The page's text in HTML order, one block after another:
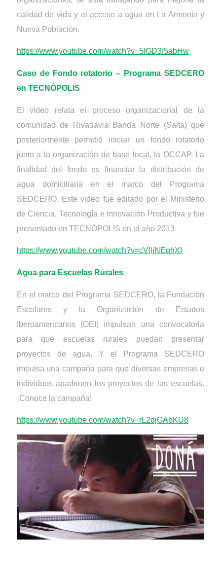
calidad de vida y el acceso a agua en La Armonía y
Nueva Población.
https://www.youtube.com/watch?v=5IGD3I5abHw
Caso de Fondo rotatorio – Programa SEDCERO
en TECNÓPOLIS
El video relata el proceso organizacional de la
comunidad de Rivadavia Banda Norte (Salta) que
posteriormente permitió iniciar un fondo rotatorio
junto a la organización de base local, la OCCAP. La
finalidad del fondo es financiar la distribución de
agua domiciliaria en el marco del Programa
SEDCERO. Este video fue editado por el Ministerio
de Ciencia, Tecnología e Innovación Productiva y fue
presentado en TECN ÓPOLIS en el año 2013.
https://www.youtube.com/watch?v=cVlljNEqhXI
Agua para Escuelas Rurales
En el marco del Programa SEDCERO, la Fundación
Escolares y la Organización de Estados
Iberoamericanos (OEI) impulsan una convocatoria
para que escuelas rurales puedan presentar
proyectos de agua. Y el Programa SEDCERO
impulsa una campaña para que diversas empresas e
individuos apadrinen los proyectos de las escuelas.
¡Conoce la campaña!
https://www.youtube.com/watch?v=rL2djGAbKU8